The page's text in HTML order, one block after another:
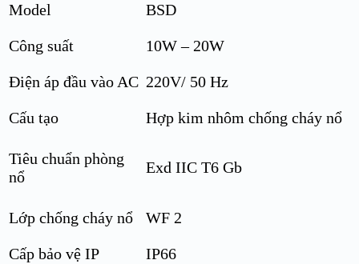
Model BSD
Công suất 10W – 20W
Điện áp đầu vào AC 220V/ 50 Hz
Cấu tạo Hợp kim nhôm chống cháy nổ
Tiêu chuẩn phòng
nổ
Exd IIC T6 Gb
Lớp chống cháy nổ WF 2
Cấp bảo vệ IP IP66